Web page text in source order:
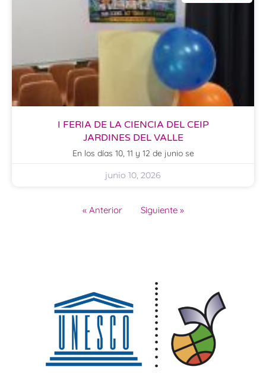
I FERIA DE LA CIENCIA DEL CEIP
JARDINES DEL VALLE
En los días 10, 11 y 12 de junio se
junio 10, 2026
« Anterior Siguiente »